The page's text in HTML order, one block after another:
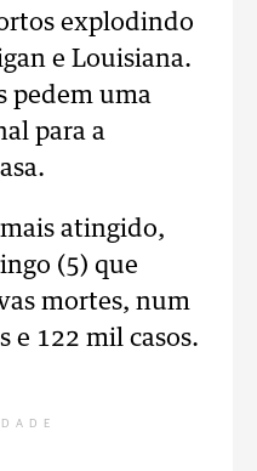
explodindo
e Louisiana.
pedem uma
para a
atingido,
(5) que
mortes, num
e 122 mil casos.